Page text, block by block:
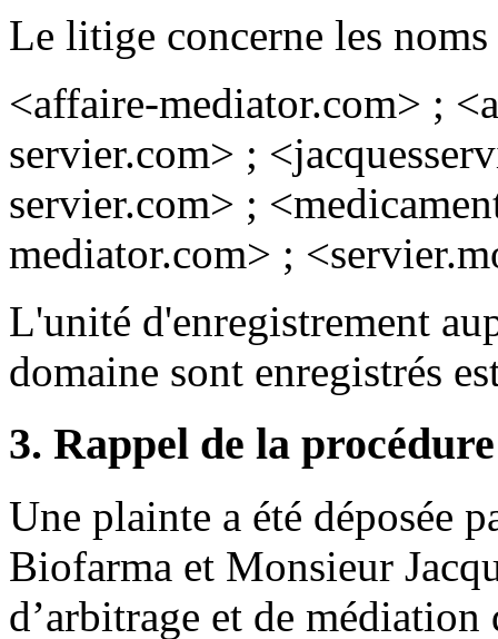
Le litige concerne les
<affaire-mediator.com> ;
servier.com> ;
servier.com> ;
mediator.com> ;
L'unité d'enregistrement
domaine sont enregistrés
3. Rappel de la procédure
Une plainte a été déposée
Biofarma et Monsieur
d’arbitrage et de